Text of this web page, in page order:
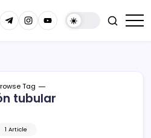
Tag
tubular
1 Article